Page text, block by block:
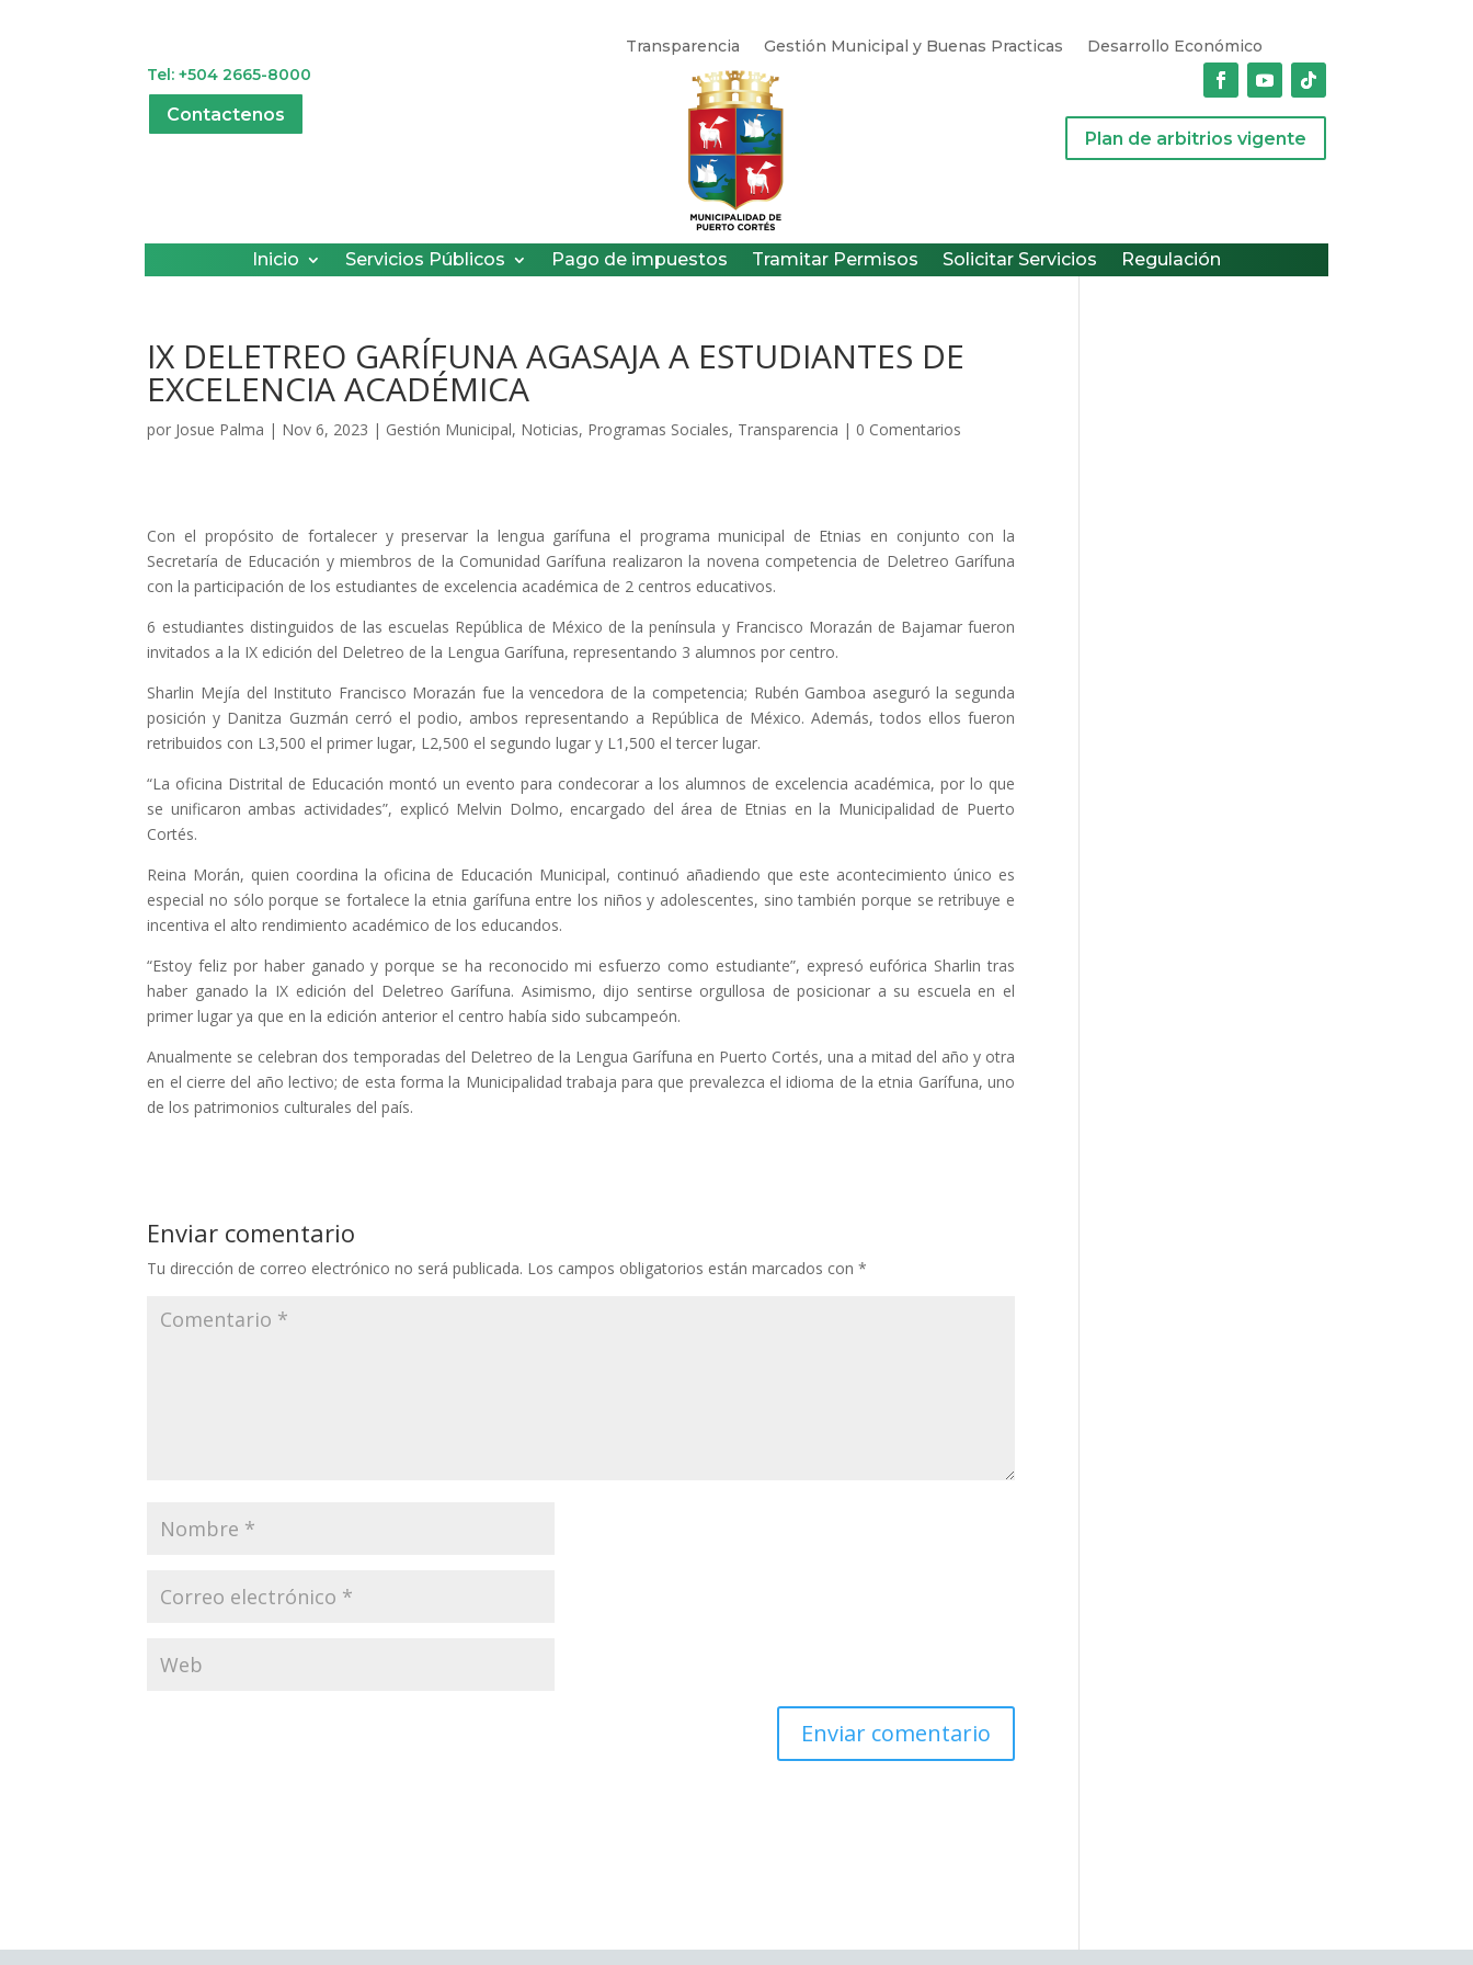
Transparencia Gestión Municipal y Buenas Practicas
Desarrollo Económico
Tel: +504 2665-8000
Contactenos
Plan de arbitrios vigente
Inicio Servicios Públicos Pago de impuestos Tramitar Permisos Solicitar Servicios Regulación
IX DELETREO GARÍFUNA AGASAJA A ESTUDIANTES DE
EXCELENCIA ACADÉMICA
por Josue Palma | Nov 6, 2023 | Gestión Municipal, Noticias, Programas Sociales, Transparencia | 0 Comentarios
Con el propósito de fortalecer y preservar la lengua garífuna el programa municipal de Etnias en conjunto con la
Secretaría de Educación y miembros de la Comunidad Garífuna realizaron la novena competencia de Deletreo Garífuna
con la participación de los estudiantes de excelencia académica de 2 centros educativos.
6 estudiantes distinguidos de las escuelas República de México de la península y Francisco Morazán de Bajamar fueron
invitados a la IX edición del Deletreo de la Lengua Garífuna, representando 3 alumnos por centro.
Sharlin Mejía del Instituto Francisco Morazán fue la vencedora de la competencia; Rubén Gamboa aseguró la segunda
posición y Danitza Guzmán cerró el podio, ambos representando a República de México. Además, todos ellos fueron
retribuidos con L3,500 el primer lugar, L2,500 el segundo lugar y L1,500 el tercer lugar.
“La oficina Distrital de Educación montó un evento para condecorar a los alumnos de excelencia académica, por lo que
se unificaron ambas actividades”, explicó Melvin Dolmo, encargado del área de Etnias en la Municipalidad de Puerto
Cortés.
Reina Morán, quien coordina la oficina de Educación Municipal, continuó añadiendo que este acontecimiento único es
especial no sólo porque se fortalece la etnia garífuna entre los niños y adolescentes, sino también porque se retribuye e
incentiva el alto rendimiento académico de los educandos.
“Estoy feliz por haber ganado y porque se ha reconocido mi esfuerzo como estudiante”, expresó eufórica Sharlin tras
haber ganado la IX edición del Deletreo Garífuna. Asimismo, dijo sentirse orgullosa de posicionar a su escuela en el
primer lugar ya que en la edición anterior el centro había sido subcampeón.
Anualmente se celebran dos temporadas del Deletreo de la Lengua Garífuna en Puerto Cortés, una a mitad del año y otra
en el cierre del año lectivo; de esta forma la Municipalidad trabaja para que prevalezca el idioma de la etnia Garífuna, uno
de los patrimonios culturales del país.
Enviar comentario
Tu dirección de correo electrónico no será publicada. Los campos obligatorios están marcados con*